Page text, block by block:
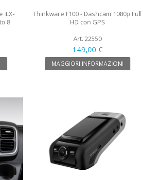
iLX-
8
Thinkware F100 - Dashcam 1080p Full
HD con GPS
Art. 22550
149,00 €
MAGGIORI INFORMAZIONI